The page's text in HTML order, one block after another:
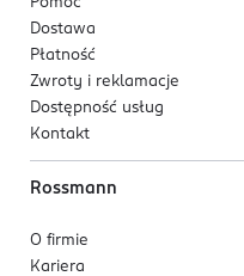
Dostawa
Płatność
Zwroty i reklamacje
Dostępność usług
Kontakt
Rossmann
O firmie
Kariera